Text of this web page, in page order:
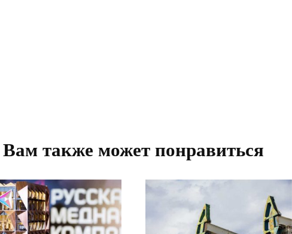
Вам также может понравиться